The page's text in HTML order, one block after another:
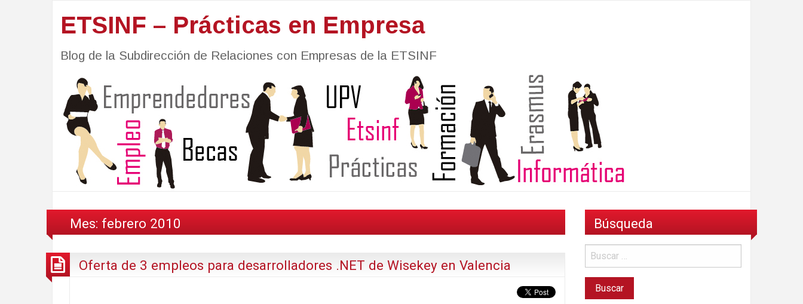
ETSINF – Prácticas en Empresa
Blog de la Subdirección de Relaciones con Empresas de la ETSINF
Mes: febrero 2010
Oferta de 3 empleos para desarrolladores .NET de Wisekey en Valencia
Búsqueda